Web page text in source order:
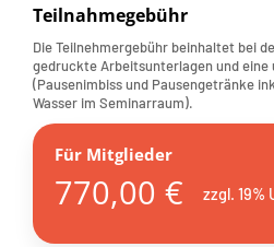
Teilnahmegebühr
Die Teilnehmergebühr beinhaltet bei
gedruckte Arbeitsunterlagen und
(Pausenimbiss und Pausengetränke
Wasser im Seminarraum).
Für Mitglieder
770,00 € zzgl. 19%